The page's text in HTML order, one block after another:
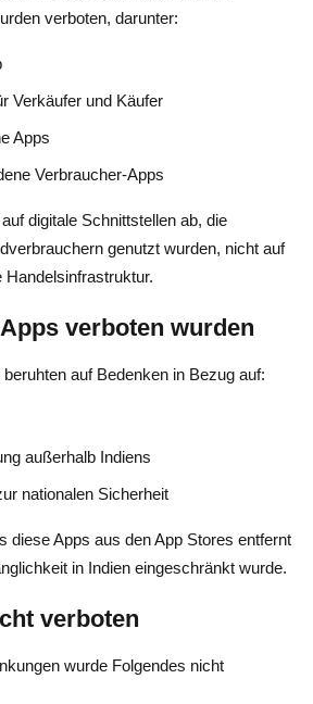
verboten, darunter:
Verkäufer und Käufer
Apps
Verbraucher-Apps
digitale Schnittstellen ab, die
genutzt wurden, nicht auf
Handelsinfrastruktur.
verboten wurden
auf Bedenken in Bezug auf:
außerhalb Indiens
nationalen Sicherheit
diese Apps aus den App Stores entfernt
in Indien eingeschränkt wurde.
verboten
wurde Folgendes nicht